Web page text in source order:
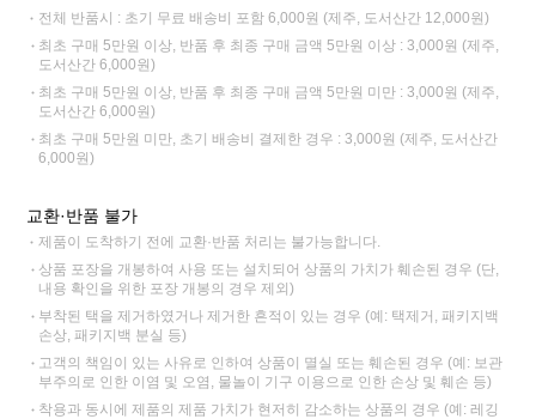
전체 반품시 : 초기 무료 배송비 포함 6,000원 (제주, 도서산간 12,000원)
최초 구매 5만원 이상, 반품 후 최종 구매 금액 5만원 이상 : 3,000원 (제주,
도서산간 6,000원)
최초 구매 5만원 이상, 반품 후 최종 구매 금액 5만원 미만 : 3,000원 (제주,
도서산간 6,000원)
최초 구매 5만원 미만, 초기 배송비 결제한 경우 : 3,000원 (제주, 도서산간
6,000원)
교환·반품 불가
제품이 도착하기 전에 교환·반품 처리는 불가능합니다.
상품 포장을 개봉하여 사용 또는 설치되어 상품의 가치가 훼손된 경우 (단,
내용 확인을 위한 포장 개봉의 경우 제외)
부착된 택을 제거하였거나 제거한 흔적이 있는 경우 (예: 택제거, 패키지백
손상, 패키지백 분실 등)
고객의 책임이 있는 사유로 인하여 상품이 멸실 또는 훼손된 경우 (예: 보관
부주의로 인한 이염 및 오염, 물놀이 기구 이용으로 인한 손상 및 훼손 등)
착용과 동시에 제품의 제품 가치가 현저히 감소하는 상품의 경우 (예: 레깅